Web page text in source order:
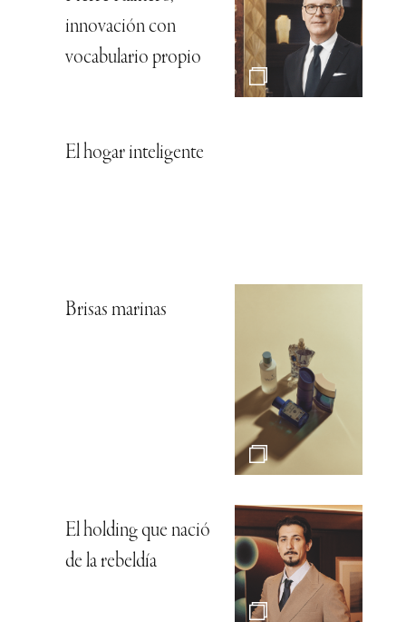
innovación con
vocabulario propio
El hogar inteligente
Brisas marinas
El holding que nació
de la rebeldía